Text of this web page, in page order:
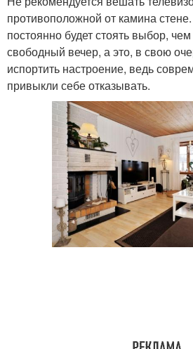
противоположной от камина
постоянно будет стоять выбор,
свободный вечер, а это, в свою
испортить настроение, ведь
привыкли себе отказывать.